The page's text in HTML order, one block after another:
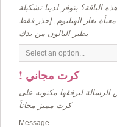
الباقة؟ يتوفر لدينا تشكيلة
بغاز الهيليوم, إحذر فقط
يطير البالون من يدك
! كرت مجاني
لنرفقها مكتوبه على
كرت مميز مجاناً
Message